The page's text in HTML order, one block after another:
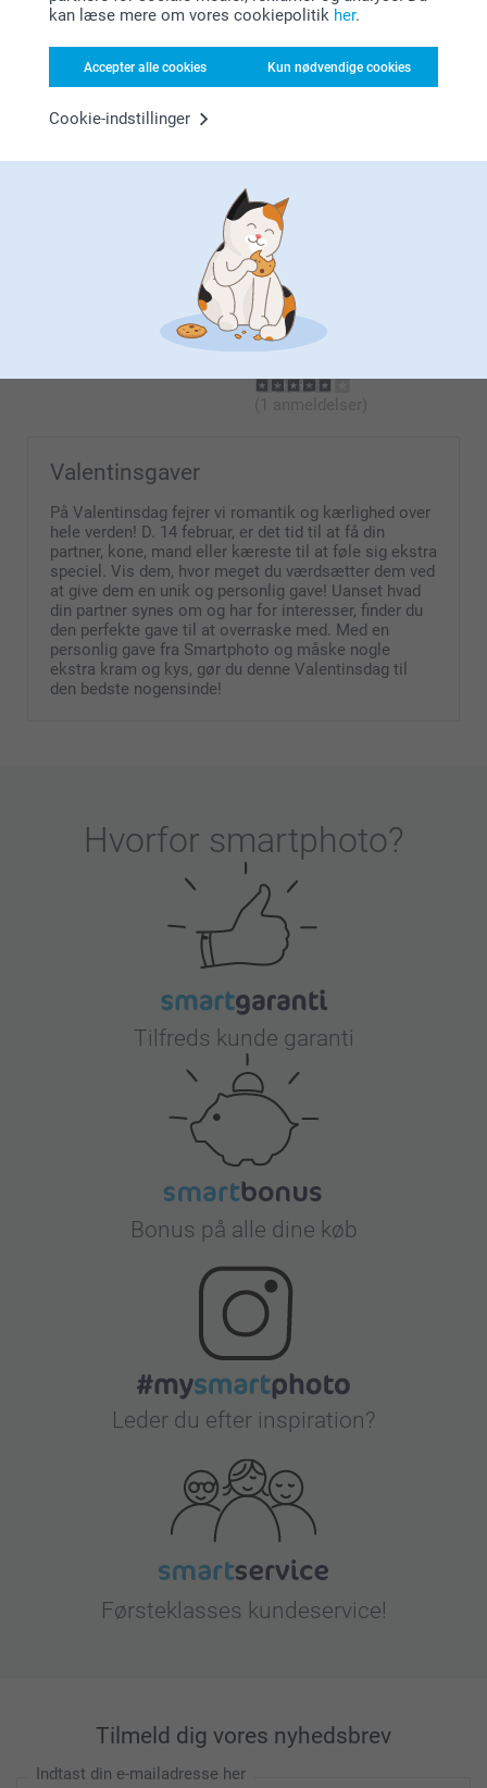
kan læse mere om vores cookiepolitik her.
Accepter alle cookies Kun nødvendige cookies
Cookie-indstillinger
Anna-Sophie Staal-Schomann,
16.12.2020
Meget slasket og billig kvalitet. Slet ikke pengene værd
3 varianter
139,00
(2 anmeldelser)
Holder til hovedtelefoner
2 varianter
(1 anmeldelser)
Valentinsgaver
På Valentinsdag fejrer vi romantik og kærlighed over
hele verden! D. 14 februar, er det tid til at få din
partner, kone, mand eller kæreste til at føle sig ekstra
speciel. Vis dem, hvor meget du værdsætter dem ved
at give dem en unik og personlig gave! Uanset hvad
din partner synes om og har for interesser, finder du
den perfekte gave til at overraske med. Med en
personlig gave fra Smartphoto og måske nogle
ekstra kram og kys, gør du denne Valentinsdag til
den bedste nogensinde!
Hvorfor smartphoto?
Tilfreds kunde garanti
Bonus på alle dine køb
Leder du efter inspiration?
Førsteklasses kundeservice!
Tilmeld dig vores nyhedsbrev
Indtast din e-mailadresse her